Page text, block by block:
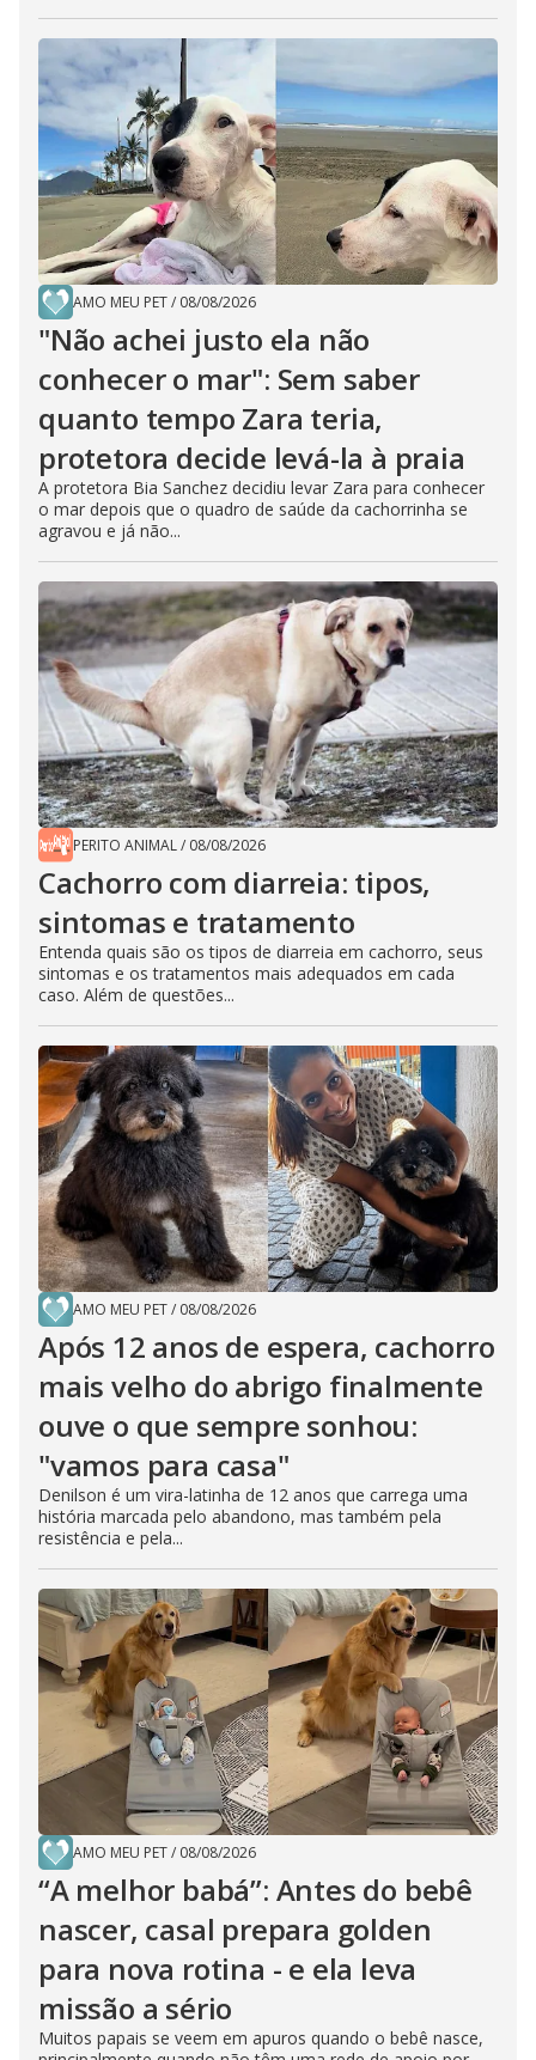
AMO MEU PET/ 08/08/2026
"Não achei justo ela não
conhecer o mar": Sem saber
quanto tempo Zara teria,
protetora decide levá-la à praia
A protetora Bia Sanchez decidiu levar Zara para conhecer
o mar depois que o quadro de saúde da cachorrinha se
agravou e já não...
PERITO ANIMAL/ 08/08/2026
Cachorro com diarreia: tipos,
sintomas e tratamento
Entenda quais são os tipos de diarreia em cachorro, seus
sintomas e os tratamentos mais adequados em cada
caso. Além de questões...
AMO MEU PET/ 08/08/2026
Após 12 anos de espera, cachorro
mais velho do abrigo finalmente
ouve o que sempre sonhou:
"vamos para casa"
Denilson é um vira-latinha de 12 anos que carrega uma
história marcada pelo abandono, mas também pela
resistência e pela...
AMO MEU PET/ 08/08/2026
“A melhor babá”: Antes do bebê
nascer, casal prepara golden
para nova rotina - e ela leva
missão a sério
Muitos papais se veem em apuros quando o bebê nasce,